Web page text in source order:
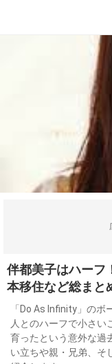
伴都美子はハーフ
本移住など総まと
「Do As Infinity」の
人とのハーフで小さい
育ったという意外な過
い立ちや親・兄弟、そ